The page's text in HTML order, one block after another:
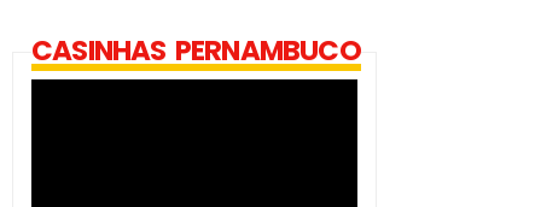
CASINHAS PERNAMBUCO